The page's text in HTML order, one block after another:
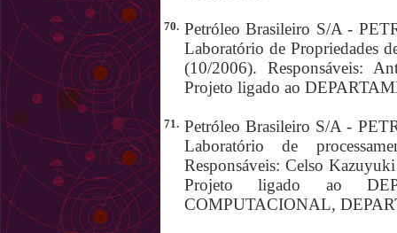
70. Petróleo Brasileiro S/A -
Laboratório de Propriedades
(10/2006). Responsáveis:
Projeto ligado ao
71. Petróleo Brasileiro S/A -
Laboratório de
Responsáveis: Celso
Projeto ligado ao
COMPUTACIONAL,